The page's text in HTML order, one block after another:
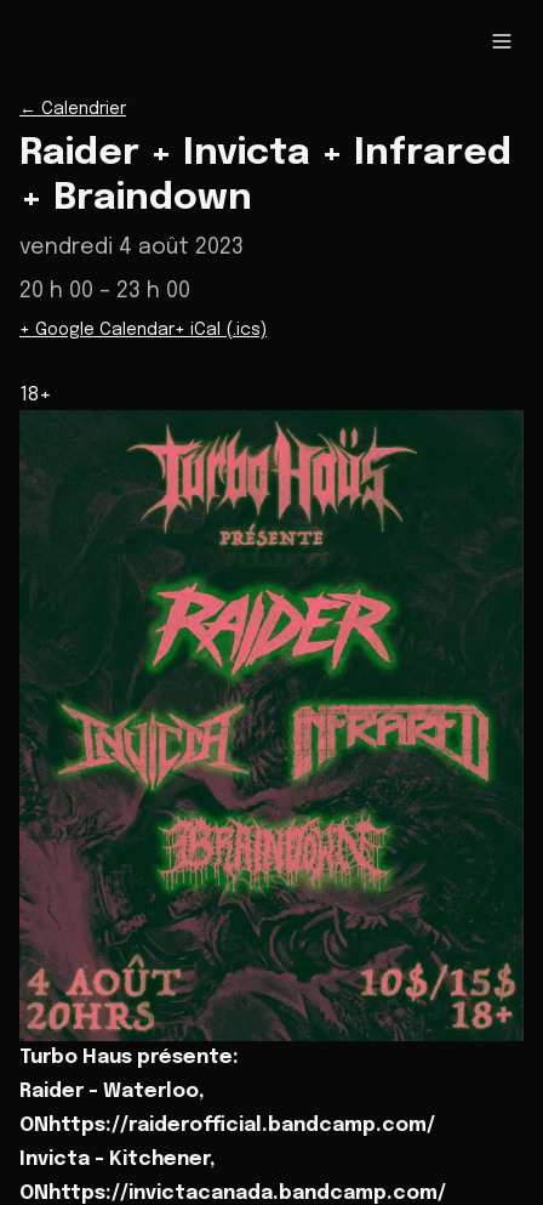
← Calendrier
Raider + Invicta + Infrared
+ Braindown
vendredi 4 août 2023
20 h 00 – 23 h 00
+ Google Calendar+ iCal (.ics)
18+
Turbo Haus présente:
Raider - Waterloo,
ONhttps://raiderofficial.bandcamp.com/
Invicta - Kitchener,
ONhttps://invictacanada.bandcamp.com/